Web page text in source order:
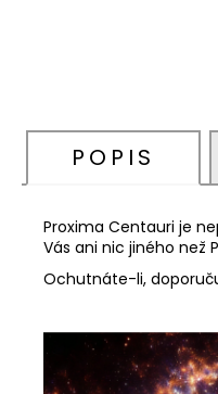
POPIS
Proxima Centauri je
Vás ani nic jiného než
Ochutnáte-li,